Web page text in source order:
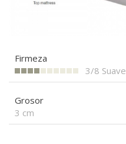
Firmeza
3/8 Suave
Grosor
3 cm